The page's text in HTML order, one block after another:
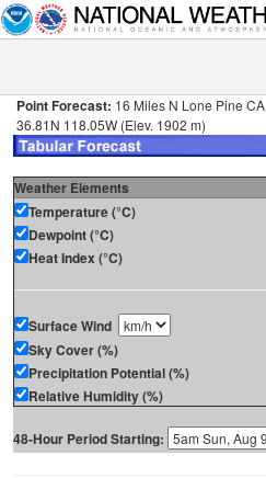
Point Forecast: 16 Miles N Lone Pine CA
36.81N 118.05W (Elev. 1902 m)
Weather Elements
Temperature (°C)
Dewpoint (°C)
Heat Index (°C)
Surface Wind
Sky Cover (%)
Precipitation Potential (%)
Relative Humidity (%)
48-Hour Period Starting: